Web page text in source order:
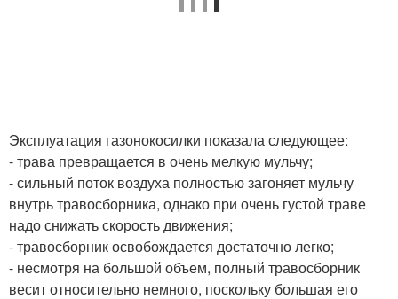
Эксплуатация газонокосилки показала следующее:
- трава превращается в очень мелкую мульчу;
- сильный поток воздуха полностью загоняет мульчу
внутрь травосборника, однако при очень густой траве
надо снижать скорость движения;
- травосборник освобождается достаточно легко;
- несмотря на большой объем, полный травосборник
весит относительно немного, поскольку большая его